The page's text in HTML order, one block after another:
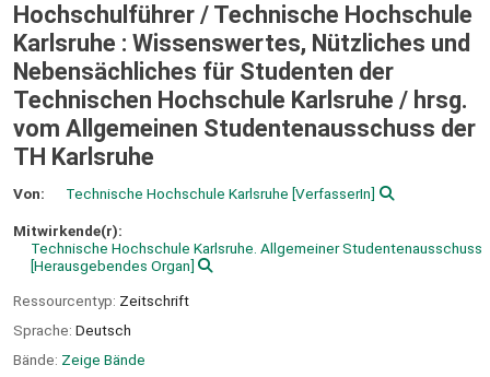
Hochschulführer / Technische Hochschule
Karlsruhe : Wissenswertes, Nützliches und
Nebensächliches für Studenten der
Technischen Hochschule Karlsruhe / hrsg.
vom Allgemeinen Studentenausschuss der
TH Karlsruhe
Von: Technische Hochschule Karlsruhe [VerfasserIn]
Mitwirkende(r):
Technische Hochschule Karlsruhe. Allgemeiner Studentenausschuss
[Herausgebendes Organ]
Ressourcentyp: Zeitschrift
Sprache: Deutsch
Bände: Zeige Bände